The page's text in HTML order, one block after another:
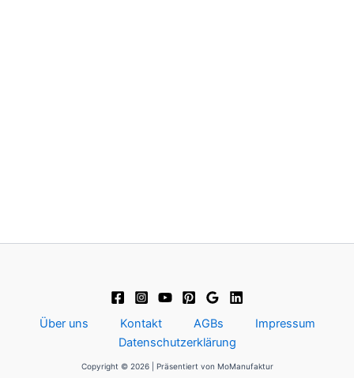
Über uns Kontakt AGBs
Impressum
Datenschutzerklärung
Copyright © 2026 | Präsentiert von MoManufaktur